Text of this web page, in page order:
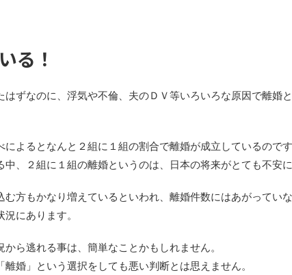
る！
ずなのに、浮気や不倫、夫のＤＶ等いろいろな原因で離婚
よるとなんと２組に１組の割合で離婚が成立しているのです
、２組に１組の離婚というのは、日本の将来がとても不安に
方もかなり増えているといわれ、離婚件数にはあがってい
にあります。
ら逃れる事は、簡単なことかもしれません。
婚」という選択をしても悪い判断とは思えません。